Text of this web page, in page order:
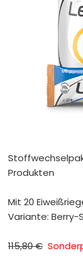
Produkten
Mit 20
Variante: Berry-
115,80 €